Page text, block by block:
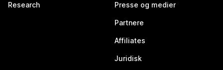
Research Presse og medier
Partnere
Affiliates
Juridisk